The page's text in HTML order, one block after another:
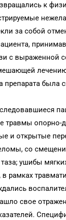
к
за собой
с выраженной
препарата была
травмы опорно-
и открытые
со
ушибы
рамках
свое